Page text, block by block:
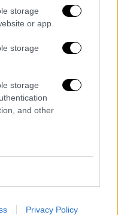
storage
or app.
storage
storage
and other
Privacy Policy
της νοημοσύνης
αυτή τη γνώση
των
κάλπης
της Υγείας -
μέρα μετά τις
18 εκατ. ευρώ:
επιδότηση στα